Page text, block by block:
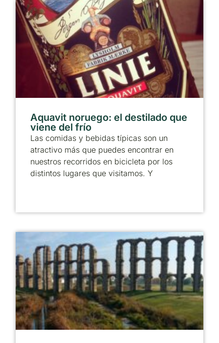
Aquavit noruego: el destilado que
viene del frío
Las comidas y bebidas típicas son un
atractivo más que puedes encontrar en
nuestros recorridos en bicicleta por los
distintos lugares que visitamos. Y